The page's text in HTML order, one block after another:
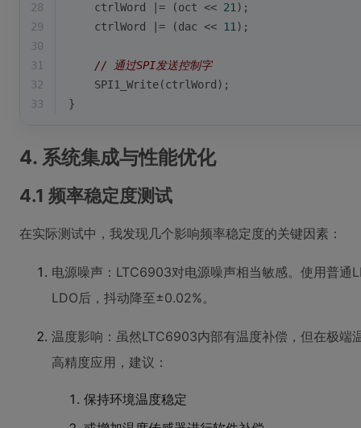
28
    ctrlWord |= (oct <<
21 );
29
    ctrlWord |= (dac <<
11 );
30
31
// 通过SPI发送控制字
32
    SPI1_Write(ctrlWord);
33
}
4. 系统集成与性能优化
4.1 频率稳定度测试
在实际测试中，我发现几个影响频率稳定度的关键因素：
电源噪声：LTC6903对电源噪声相当敏感。使用普通
LDO后，抖动降至±0.02%。
温度影响：虽然LTC6903内部有温度补偿，但在极
高精度应用，建议：
保持环境温度稳定